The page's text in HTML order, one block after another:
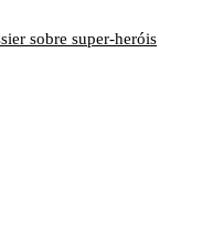
sobre super-heróis